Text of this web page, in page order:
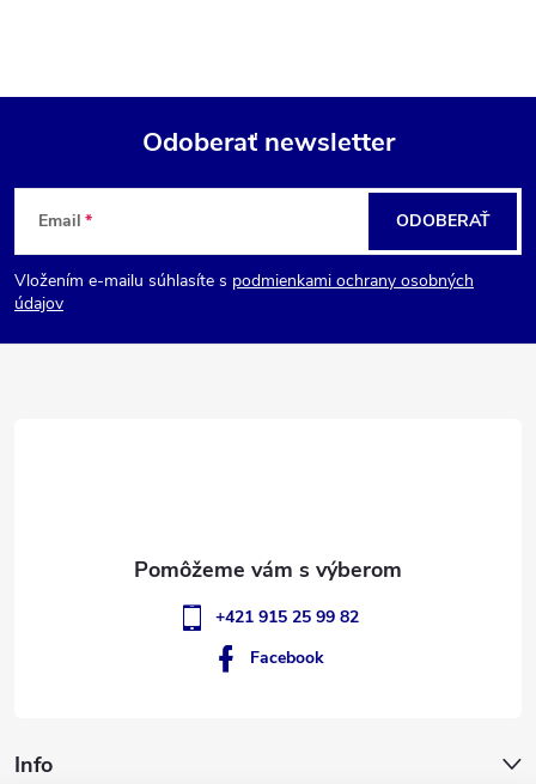
Z
á
p
Odoberať newsletter
Email
Vložením e-mailu súhlasíte s podmienkami ochrany osobných
údajov
ODOBERAŤ
Info
+421 915 25 99 82
Facebook